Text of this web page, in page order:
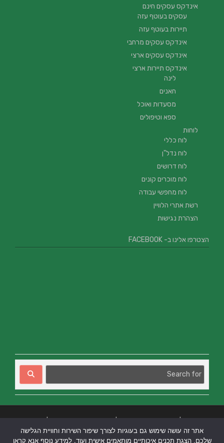
אינדקס עסקים חינם
עסקים בעוטף עזה
תיירות בעוטף עזה
אינדקס עסקים מרחבי
אינדקס עסקים ארצי
אינדקס תיירות ארצי
לינה
חאנים
מסעדות ואוכל
ספא וטיפולים
לוחות
לוח כללי
לוח נדל"ן
לוח דרושים
לוח מוכרים קונים
לוח מחפשי עבודה
רשת אתרי הלוויין
הצהרת נגישות
הצטרפו אלינו ב- FACEBOOK
בבאר שבע |
אתר זה עושה שימוש גם בעוגיות לצורך שיפור השירות וחוויית הגלישה
שלכם, הצגת תכנים איכותיים מותאמים אישית ועוד. למידע נוסף אנא קראו